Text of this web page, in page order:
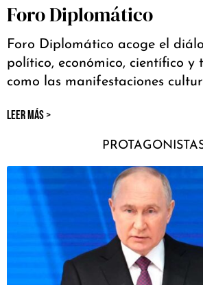
Foro Diplomático
Foro Diplomático acoge el
político, económico, científico y
como las manifestaciones
LEER MÁS >